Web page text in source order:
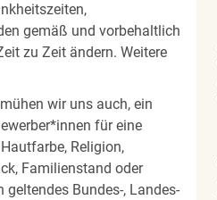
gemäß und vorbehaltlich
zu Zeit ändern. Weitere
wir uns auch, ein
für eine
Religion,
Familienstand oder
Bundes-, Landes-